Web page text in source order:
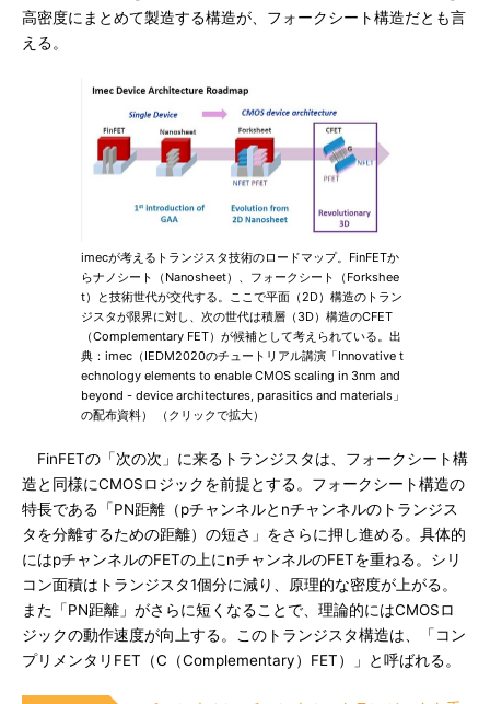
高密度にまとめて製造する構造が、フォークシート構造だとも言
える。
imecが考えるトランジスタ技術のロードマップ。FinFETか
らナノシート（Nanosheet）、フォークシート（Forkshee
t）と技術世代が交代する。ここで平面（2D）構造のトラン
ジスタが限界に対し、次の世代は積層（3D）構造のCFET
（Complementary FET）が候補として考えられている。出
典：imec（IEDM2020のチュートリアル講演「Innovative t
echnology elements to enable CMOS scaling in 3nm and
beyond - device architectures, parasitics and materials」
の配布資料） （クリックで拡大）
FinFETの「次の次」に来るトランジスタは、フォークシート構
造と同様にCMOSロジックを前提とする。フォークシート構造の
特長である「PN距離（pチャンネルとnチャンネルのトランジス
タを分離するための距離）の短さ」をさらに押し進める。具体的
にはpチャンネルのFETの上にnチャンネルのFETを重ねる。シリ
コン面積はトランジスタ1個分に減り、原理的な密度が上がる。
また「PN距離」がさらに短くなることで、理論的にはCMOSロ
ジックの動作速度が向上する。このトランジスタ構造は、「コン
プリメンタリFET（C（Complementary）FET）」と呼ばれる。